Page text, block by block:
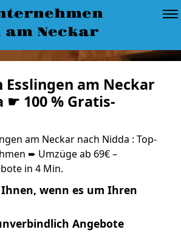
am Neckar
Esslingen am Neckar
☛ 100 % Gratis-
am Neckar nach Nidda : Top-
➨ Umzüge ab 69€ –
in 4 Min.
wenn es um Ihren
Angebote